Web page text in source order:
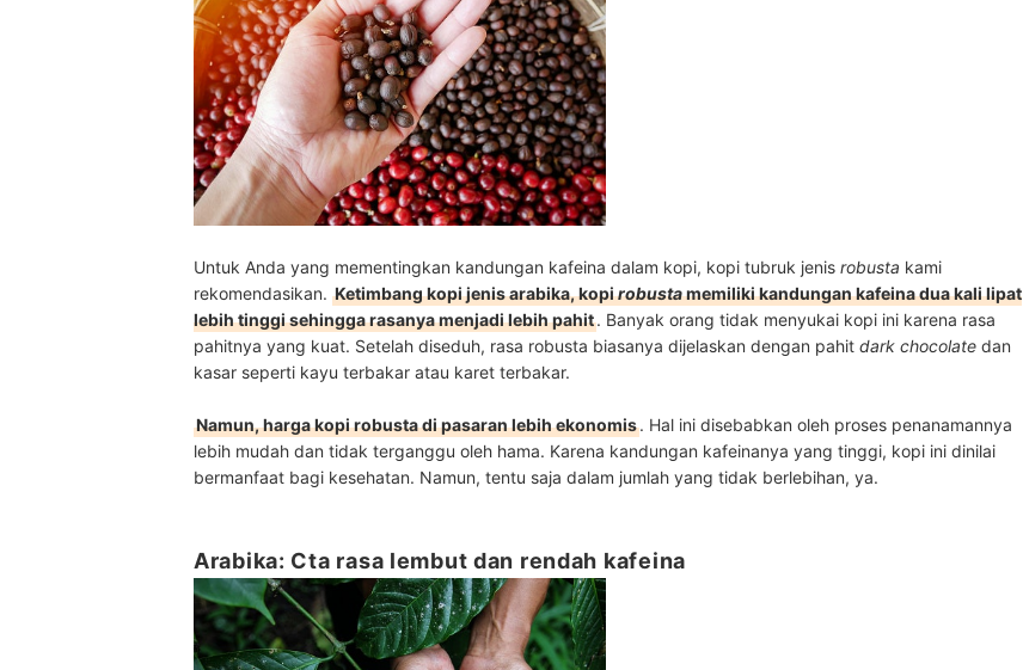
Untuk Anda yang mementingkan kandungan kafeina dalam kopi, kopi tubruk jenis robusta kami
rekomendasikan. Ketimbang kopi jenis arabika, kopirobustamemiliki kandungan kafeina dua kali lipat
lebih tinggi sehingga rasanya menjadi lebih pahit. Banyak orang tidak menyukai kopi ini karena rasa
pahitnya yang kuat. Setelah diseduh, rasa robusta biasanya dijelaskan dengan pahit dark chocolate dan
kasar seperti kayu terbakar atau karet terbakar.
Namun, harga kopi robusta di pasaran lebih ekonomis. Hal ini disebabkan oleh proses penanamannya
lebih mudah dan tidak terganggu oleh hama. Karena kandungan kafeinanya yang tinggi, kopi ini dinilai
bermanfaat bagi kesehatan. Namun, tentu saja dalam jumlah yang tidak berlebihan, ya.
Arabika: Cta rasa lembut dan rendah kafeina